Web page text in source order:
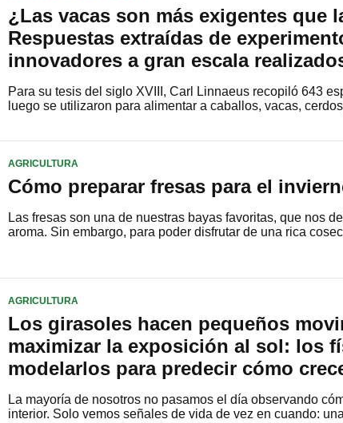
¿Las vacas son más exigentes que
Respuestas extraídas de
innovadores a gran escala
Para su tesis del siglo XVIII, Carl Linnaeus recopiló 643
luego se utilizaron para alimentar a caballos, vacas,
AGRICULTURA
Cómo preparar fresas para el
Las fresas son una de nuestras bayas favoritas, que nos
aroma. Sin embargo, para poder disfrutar de una rica
AGRICULTURA
Los girasoles hacen pequeños
maximizar la exposición al sol: los
modelarlos para predecir cómo
La mayoría de nosotros no pasamos el día observando
interior. Solo vemos señales de vida de vez en cuando: